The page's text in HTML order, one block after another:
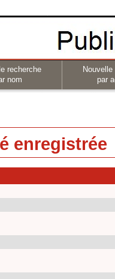
recherche
nom
par
enregistrée